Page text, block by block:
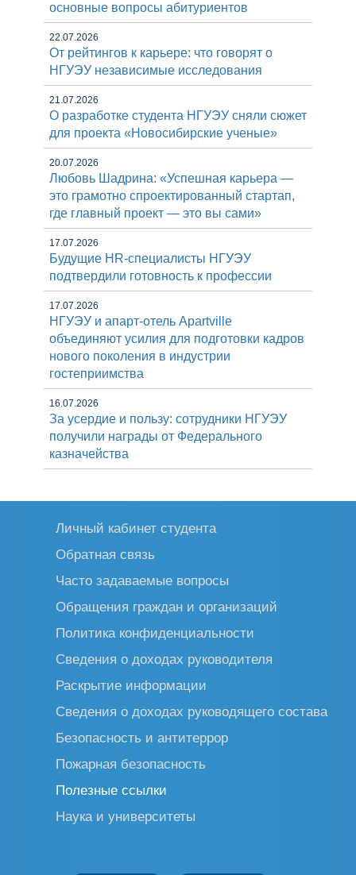
основные вопросы абитуриентов
22.07.2026
От рейтингов к карьере: что говорят о
НГУЭУ независимые исследования
21.07.2026
О разработке студента НГУЭУ сняли сюжет
для проекта «Новосибирские ученые»
20.07.2026
Любовь Шадрина: «Успешная карьера —
это грамотно спроектированный стартап,
где главный проект — это вы сами»
17.07.2026
Будущие HR-специалисты НГУЭУ
подтвердили готовность к профессии
17.07.2026
НГУЭУ и апарт-отель Apartville
объединяют усилия для подготовки кадров
нового поколения в индустрии
гостеприимства
16.07.2026
За усердие и пользу: сотрудники НГУЭУ
получили награды от Федерального
казначейства
Личный кабинет студента
Обратная связь
Часто задаваемые вопросы
Обращения граждан и организаций
Политика конфиденциальности
Сведения о доходах руководителя
Раскрытие информации
Сведения о доходах руководящего состава
Безопасность и антитеррор
Пожарная безопасность
Полезные ссылки
Наука и университеты